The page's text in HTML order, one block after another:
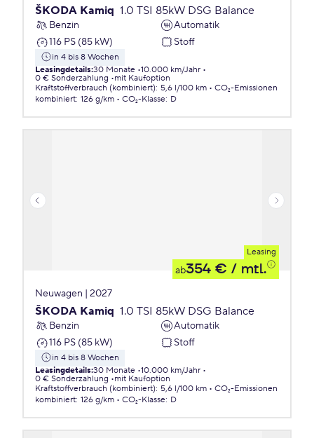
ŠKODA Kamiq 1.0 TSI 85kW DSG Balance
Benzin
Automatik
116 PS (85 kW)
Stoff
in 4 bis 8 Wochen
Leasingdetails:30 Monate 10.000 km/Jahr
0 € Sonderzahlung
mit Kaufoption
Kraftstoffverbrauch (kombiniert): 5,6 l/100 km
CO₂-Emissionen
kombiniert: 126 g/km CO₂-Klasse: D
Leasing
ab354 € / mtl.
Neuwagen | 2027
ŠKODA Kamiq 1.0 TSI 85kW DSG Balance
Benzin
Automatik
116 PS (85 kW)
Stoff
in 4 bis 8 Wochen
Leasingdetails:30 Monate 10.000 km/Jahr
0 € Sonderzahlung
mit Kaufoption
Kraftstoffverbrauch (kombiniert): 5,6 l/100 km
CO₂-Emissionen
kombiniert: 126 g/km CO₂-Klasse: D